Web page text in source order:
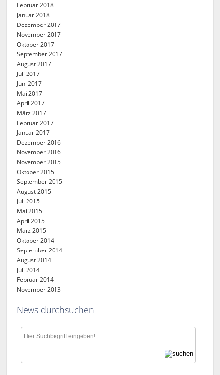
Februar 2018
Januar 2018
Dezember 2017
November 2017
Oktober 2017
September 2017
August 2017
Juli 2017
Juni 2017
Mai 2017
April 2017
März 2017
Februar 2017
Januar 2017
Dezember 2016
November 2016
November 2015
Oktober 2015
September 2015
August 2015
Juli 2015
Mai 2015
April 2015
März 2015
Oktober 2014
September 2014
August 2014
Juli 2014
Februar 2014
November 2013
News durchsuchen